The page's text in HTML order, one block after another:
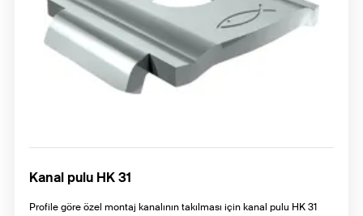
Kanal pulu HK 31
Profile göre özel montaj kanalının takılması için kanal pulu HK 31